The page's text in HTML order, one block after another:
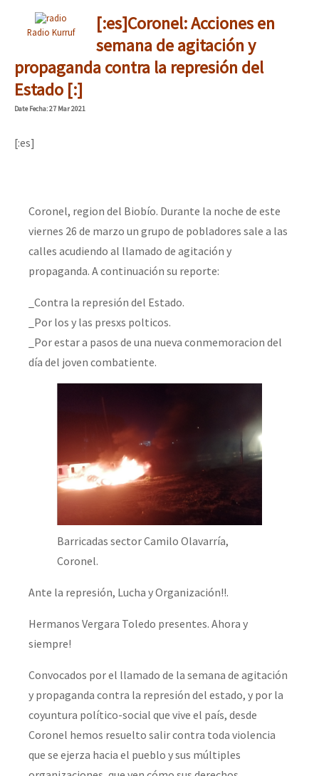
Radio Kurruf
[:es]Coronel: Acciones en
semana de agitación y
propaganda contra la represión del
Estado [:]
DateFecha: 27 Mar 2021
[:es]
Coronel, region del Biobío. Durante la noche de este
viernes 26 de marzo un grupo de pobladores sale a las
calles acudiendo al llamado de agitación y
propaganda. A continuación su reporte:
_Contra la represión del Estado.
_Por los y las presxs polticos.
_Por estar a pasos de una nueva conmemoracion del
día del joven combatiente.
Barricadas sector Camilo Olavarría,
Coronel.
Ante la represión, Lucha y Organización!!.
Hermanos Vergara Toledo presentes. Ahora y
siempre!
Convocados por el llamado de la semana de agitación
y propaganda contra la represión del estado, y por la
coyuntura político-social que vive el país, desde
Coronel hemos resuelto salir contra toda violencia
que se ejerza hacia el pueblo y sus múltiples